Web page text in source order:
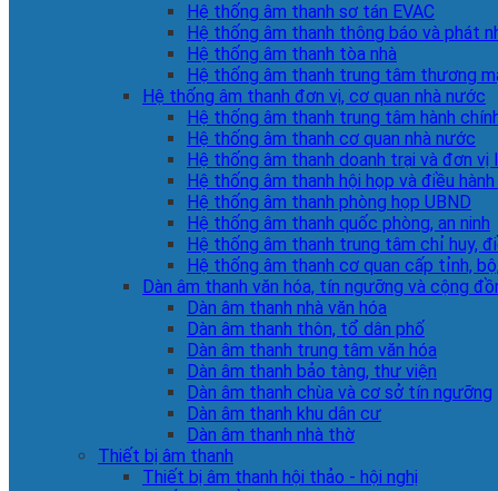
Hệ thống âm thanh sơ tán EVAC
Hệ thống âm thanh thông báo và phát
Hệ thống âm thanh tòa nhà
Hệ thống âm thanh trung tâm thương
Hệ thống âm thanh đơn vị, cơ quan nhà nước
Hệ thống âm thanh trung tâm hành
Hệ thống âm thanh cơ quan nhà nước
Hệ thống âm thanh doanh trại và đơn
Hệ thống âm thanh hội họp và điều
Hệ thống âm thanh phòng họp UBND
Hệ thống âm thanh quốc phòng, an ninh
Hệ thống âm thanh trung tâm chỉ huy,
Hệ thống âm thanh cơ quan cấp tỉnh,
Dàn âm thanh văn hóa, tín ngưỡng và cộng
Dàn âm thanh nhà văn hóa
Dàn âm thanh thôn, tổ dân phố
Dàn âm thanh trung tâm văn hóa
Dàn âm thanh bảo tàng, thư viện
Dàn âm thanh chùa và cơ sở tín ngưỡng
Dàn âm thanh khu dân cư
Dàn âm thanh nhà thờ
Thiết bị âm thanh
Thiết bị âm thanh hội thảo - hội nghị